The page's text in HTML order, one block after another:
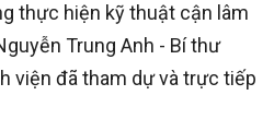
thực hiện kỹ thuật cận lâm
Trung Anh - Bí thư
viện đã tham dự và trực tiếp